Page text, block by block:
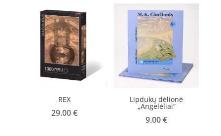
REX
29.00€
Lipdukų dėlionė
„Angelėliai“
9.00€